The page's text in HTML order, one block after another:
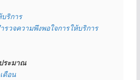
ริการ
รวจความพึงพอใจการให้บริการ
ระมาณ
ดือน